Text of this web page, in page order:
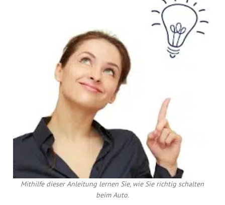
Mithilfe dieser Anleitung lernen Sie, wie Sie richtig schalten
beim Auto.